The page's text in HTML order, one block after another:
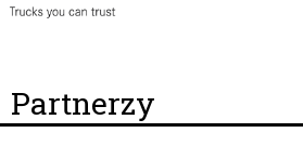
Partnerzy